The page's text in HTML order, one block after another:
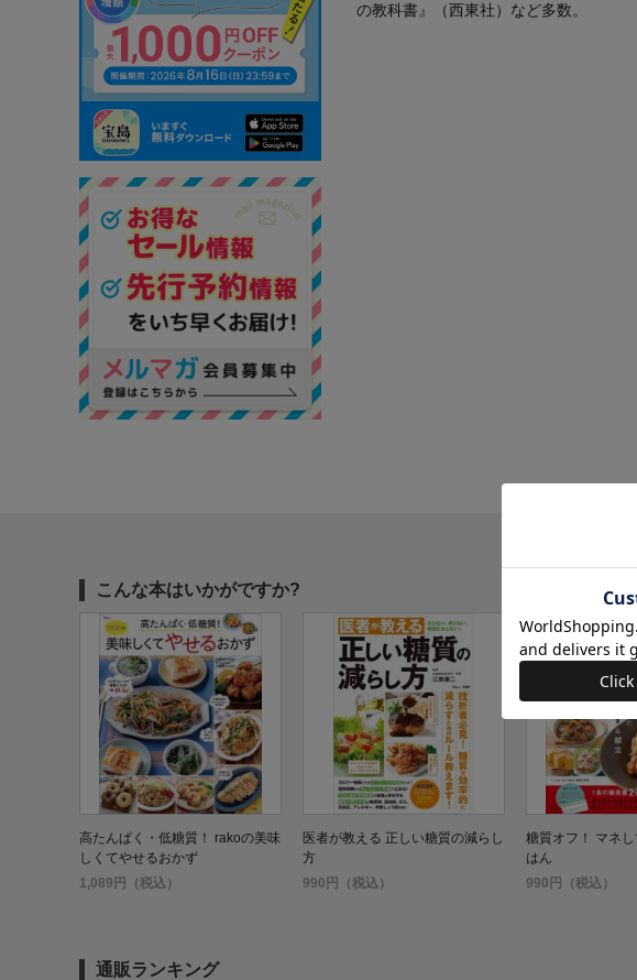
の教科書』（西東社）など多数。
こんな本はいかがですか?
高たんぱく・低糖質！ rakoの美味
しくてやせるおかず
1,089円（税込）
医者が教える 正しい糖質の減らし
方
990円（税込）
糖質オフ！ マネ
はん
990円（税込）
通販ランキング